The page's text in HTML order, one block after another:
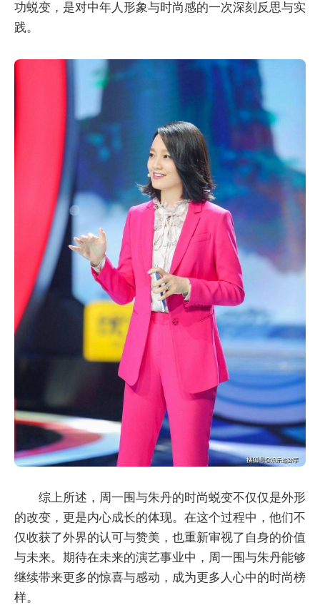
功蜕变，是对中年人形象与时尚感的一次深刻反思与实
践。
综上所述，周一围与朱丹的时尚蜕变不仅仅是外形
的改变，更是内心成长的体现。在这个过程中，他们不
仅收获了外界的认可与赞美，也重新审视了自身的价值
与未来。期待在未来的演艺事业中，周一围与朱丹能够
继续带来更多的惊喜与感动，成为更多人心中的时尚榜
样。